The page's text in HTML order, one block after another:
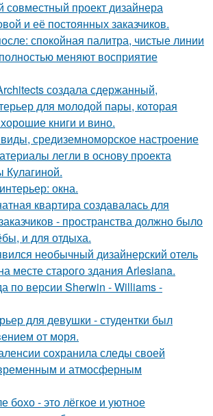
совместный проект дизайнера
и её постоянных заказчиков.
спокойная палитра, чистые линии
меняют восприятие
создала сдержанный,
для молодой пары, которая
книги и вино.
средиземноморское настроение
легли в основу проекта
Кулагиной.
окна.
квартира создавалась для
- пространства должно было
и для отдыха.
необычный дизайнерский отель
месте старого здания Arlesiana.
по версии Sherwin - Williams -
для девушки - студентки был
от моря.
сохранила следы своей
и атмосферным
бохо - это лёгкое и уютное